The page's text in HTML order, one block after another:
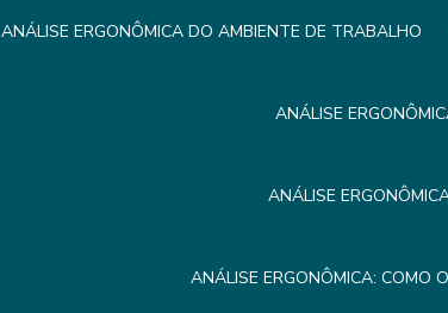
ANÁLISE ERGONÔMICA DO AMBIENTE DE TRABALHO
ANÁLISE
ANÁLISE
ANÁLISE ERGONÔMICA: COMO